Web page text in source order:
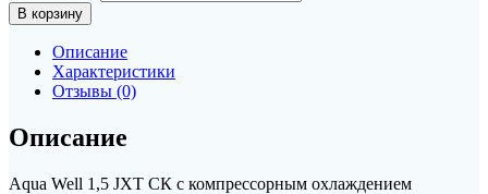
В корзину
Описание
Характеристики
Отзывы (0)
Описание
Aqua Well 1,5 JXТ СК с компрессорным охлаждением